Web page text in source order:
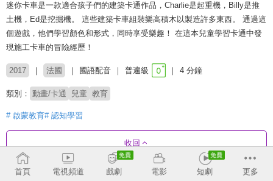
迷你卡車是一款適合孩子們的建築卡通作品，Charlie是起重機，Billy是推
土機，Ed是挖掘機。 這些建築卡車組裝樂高積木以製造許多東西。 通過這
個遊戲，他們學習顏色和形式，同時享受樂趣！ 在這本兒童學習卡通中發
現施工卡車的冒險經歷！
2017 法國 國語配音 普遍級 4 分鐘
類別： 動畫/卡通 兒童 教育
# 啟蒙教育# 認知學習
收回
首頁 電視頻道 戲劇 電影 短劇 更多